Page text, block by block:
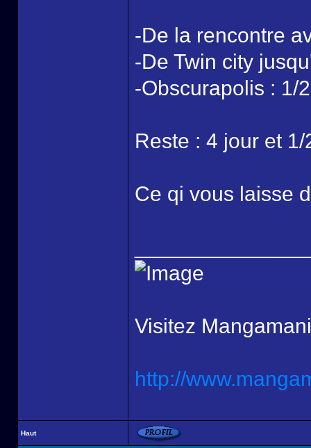
-De la rencontre
-De Twin city
-Obscurapolis : 1/
Reste : 4 jour et 1/
Ce qi vous laisse
Visitez
http://
Haut